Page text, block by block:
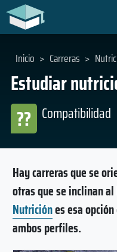
Estudiar
Compatibilidad
??
Inicio > Carreras >
Hay carreras que se
otras que se inclinan
Nutriciónes esa
ambos perfiles.